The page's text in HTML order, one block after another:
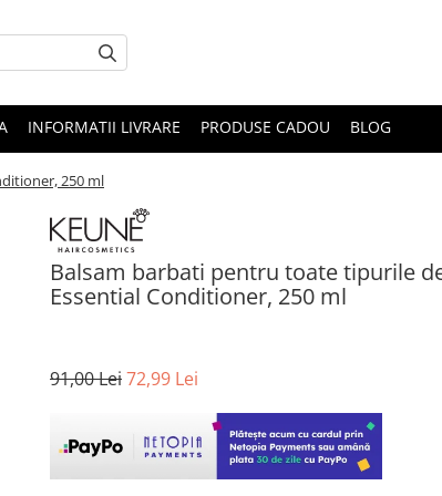
INFORMATII LIVRARE PRODUSE CADOU BLOG
250 ml
Balsam barbati pentru toate tipurile
Essential Conditioner, 250 ml
91,00 Lei72,99 Lei